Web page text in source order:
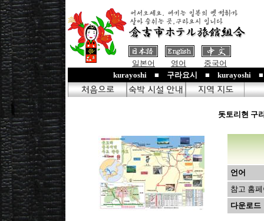
일본어 영어
중국어
kurayoshi ■ 구라요시 ■ kurayoshi
돗토리현 구
언어
참고 홈
다운로드